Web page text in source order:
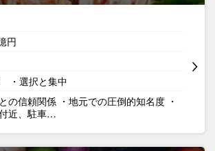
円
・選択と集中
の信頼関係 ・地元での圧倒的知名度 ・
近、駐車…